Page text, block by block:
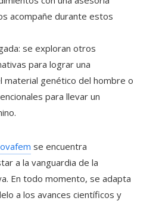
acompañe durante estos
se exploran otros
para lograr una
material genético del hombre o
para llevar un
se encuentra
a la vanguardia de la
En todo momento, se adapta
a los avances científicos y